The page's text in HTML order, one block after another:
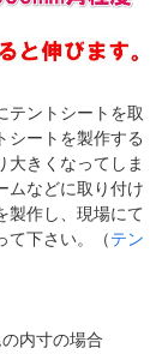
テントシートを取
シートを製作する
大きくなってしま
ムなどに取り付け
製作し、現場にて
て下さい。（テン
内寸の場合